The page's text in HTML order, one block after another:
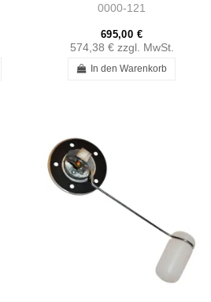
0000-121
695,00 €
574,38 € zzgl. MwSt.
In den Warenkorb